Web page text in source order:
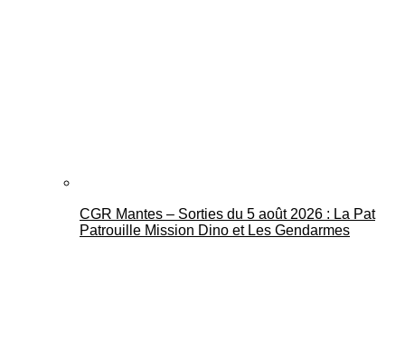
CGR Mantes – Sorties du 5 août 2026 : La Pat
Patrouille Mission Dino et Les Gendarmes